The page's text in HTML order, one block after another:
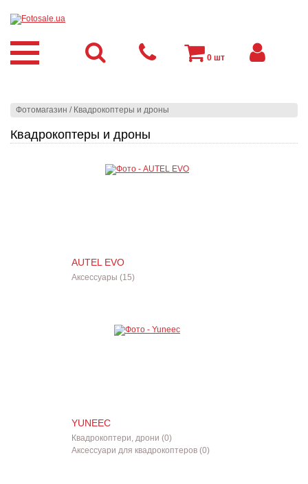
Фотомагазин / Квадрокоптеры и дроны
Квадрокоптеры и дроны
AUTEL EVO
Аксессуары (15)
YUNEEC
Квадрокоптери, дрони (0)
Аксессуари для квадрокоптеров (0)
0 шт